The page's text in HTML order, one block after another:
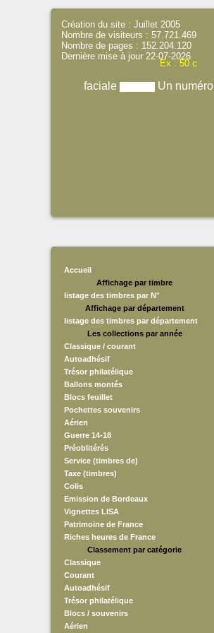
Ex : 50 c
faciale Un numéro
Création du site : Juillet 2005
Nombre de visiteurs : 57.721.469
Nombre de pages : 152.204.120
Dernière mise à jour 22-07-2026
Accueil
Affichage par timbre
listage des timbres par N°
Affichage par département
listage des timbres par département
Les collections par année
Classique / courant
Autoadhésif
Trésor philatélique
Ballons montés
Blocs feuillet
Pochettes souvenirs
Aérien
Guerre 14-18
Préoblitérés
Service (timbres de)
Taxe (timbres)
Colis
Emission de Bordeaux
Vignettes LISA
Patrimoine de France
Riches heures de France
Classement par catégorie
Classique
Courant
Autoadhésif
Trésor philatélique
Blocs / souvenirs
Aérien